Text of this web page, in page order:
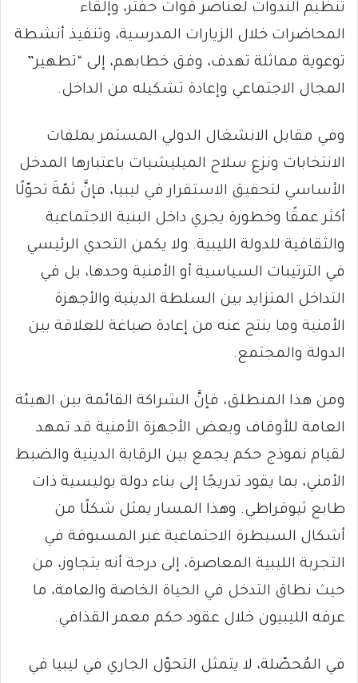
تنظيم الندوات لعناصر قوات حفتر، وإلقاء
المحاضرات خلال الزيارات المدرسية، وتنفيذ أنشطة
توعوية مماثلة تهدف، وفق خطابهم، إلى “تطهير”
المجال الاجتماعي وإعادة تشكيله من الداخل.
وفي مقابل الانشغال الدولي المستمر بملفات
الانتخابات ونزع سلاح الميليشيات باعتبارها المدخل
الأساسي لتحقيق الاستقرار في ليبيا، فإنَّ ثمّةَ تحوّلًا
أكثر عمقًا وخطورة يجري داخل البنية الاجتماعية
والثقافية للدولة الليبية. ولا يكمن التحدي الرئيسي
في الترتيبات السياسية أو الأمنية وحدها، بل في
التداخل المتزايد بين السلطة الدينية والأجهزة
الأمنية وما ينتج عنه من إعادة صياغة للعلاقة بين
الدولة والمجتمع.
ومن هذا المنطلق، فإنَّ الشراكة القائمة بين الهيئة
العامة للأوقاف وبعض الأجهزة الأمنية قد تمهد
لقيام نموذج حكم يجمع بين الرقابة الدينية والضبط
الأمني، بما يقود تدريجًا إلى بناء دولة بوليسية ذات
طابع ثيوقراطي. وهذا المسار يمثل شكلًا من
أشكال السيطرة الاجتماعية غير المسبوقة في
التجربة الليبية المعاصرة، إلى درجة أنه يتجاوز، من
حيث نطاق التدخل في الحياة الخاصة والعامة، ما
عرفه الليبيون خلال عقود حكم معمر القذافي.
في المُحصّلة، لا يتمثل التحوّل الجاري في ليبيا في